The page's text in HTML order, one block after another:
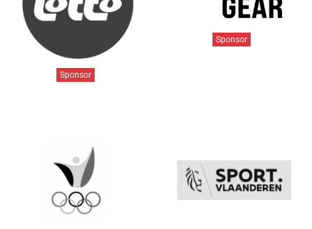
Sponsor
Sponsor